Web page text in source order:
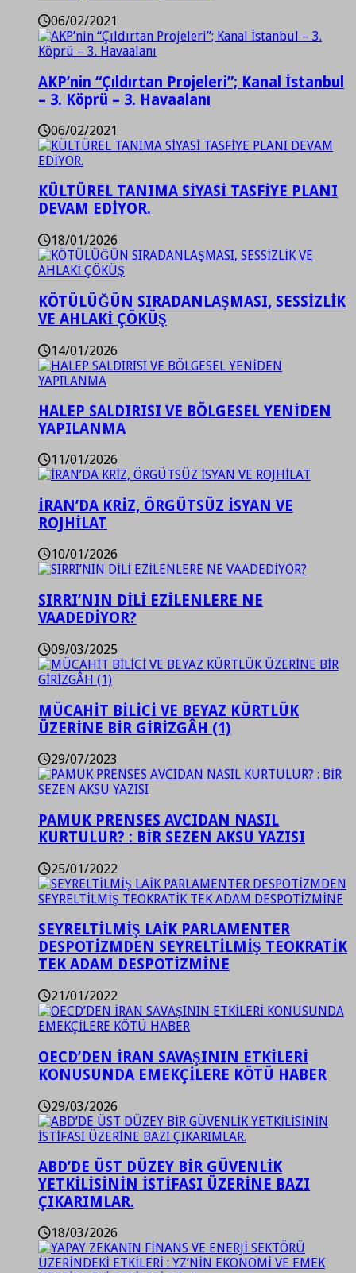
06/02/2021
AKP’nin “Çıldırtan Projeleri”; Kanal İstanbul
– 3. Köprü – 3. Havaalanı
06/02/2021
KÜLTÜREL TANIMA SİYASİ TASFİYE PLANI
DEVAM EDİYOR.
18/01/2026
KÖTÜLÜĞÜN SIRADANLAŞMASI, SESSİZLİK
VE AHLAKİ ÇÖKÜŞ
14/01/2026
HALEP SALDIRISI VE BÖLGESEL YENİDEN
YAPILANMA
11/01/2026
İRAN’DA KRİZ, ÖRGÜTSÜZ İSYAN VE
ROJHİLAT
10/01/2026
SIRRI’NIN DİLİ EZİLENLERE NE
VAADEDİYOR?
09/03/2025
MÜCAHİT BİLİCİ VE BEYAZ KÜRTLÜK
ÜZERİNE BİR GİRİZGÂH (1)
29/07/2023
PAMUK PRENSES AVCIDAN NASIL
KURTULUR? : BİR SEZEN AKSU YAZISI
25/01/2022
SEYRELTİLMİŞ LAİK PARLAMENTER
DESPOTİZMDEN SEYRELTİLMİŞ TEOKRATİK
TEK ADAM DESPOTİZMİNE
21/01/2022
OECD’DEN İRAN SAVAŞININ ETKİLERİ
KONUSUNDA EMEKÇİLERE KÖTÜ HABER
29/03/2026
ABD’DE ÜST DÜZEY BİR GÜVENLİK
YETKİLİSİNİN İSTİFASI ÜZERİNE BAZI
ÇIKARIMLAR.
18/03/2026